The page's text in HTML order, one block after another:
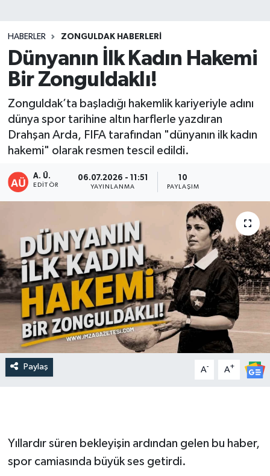
HABERLER ZONGULDAK HABERLERI
Dünyanın İlk Kadın Hakemi
Bir Zonguldaklı!
Zonguldak’ta başladığı hakemlik kariyeriyle adını
dünya spor tarihine altın harflerle yazdıran
Drahşan Arda, FIFA tarafından "dünyanın ilk kadın
hakemi" olarak resmen tescil edildi.
A. Ü.
EDITÖR
06.07.2026 - 11:51
YAYINLANMA
10
PAYLAŞIM
Paylaş A- A+
Yıllardır süren bekleyişin ardından gelen bu haber,
spor camiasında büyük ses getirdi.
DÜZCE
EREĞLİ
GÖKÇEBEY
KARABÜK
KASTAMONU